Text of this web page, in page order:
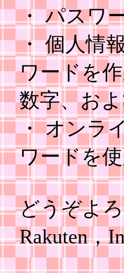
・ パスワ
・ 個人情
ワードを
数字、お
・ オンラ
ワードを
どうぞよ
Rakuten，